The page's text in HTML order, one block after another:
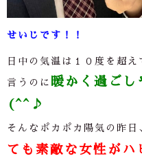
せいじです！！
日中の気温は１０度を超
言うのに 暖かく過ごし
(^^♪
そんなポカポカ陽気の昨日
ても素敵な女性がハ